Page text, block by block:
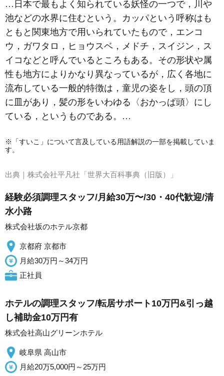
…日本で最もよく知られている妖怪の一つで，川や
池などの水界に住むという。カッパという呼称はも
ともと関東地方で用いられていたもので，エンコ
ウ，ガワタロ，ヒョウスベ，メドチ，スイジン，ス
イコなどと呼んでいるところもある。その形状や属
性も地方によりかなり異なっているが，広く各地に
流布している一般的特徴は，童児の姿をし，頭の頂
に皿があり，髪の形をいわゆる〈おかっぱ頭〉にし
ている，というものである。…
※「すいこ」について言及している用語解説の一部を掲載していま
す。
出典｜ 株式会社平凡社「世界大百科事典（旧版）」
経験必須調理スタッフ/月給30万〜/30・40代歓迎/清
水小路
株式会社坂のホテル京都
京都府 京都市
月給30万円～34万円
正社員
ホテルの調理スタッフ/転居サポート10万円&引っ越
し補助金10万円有
株式会社高山グリーンホテル
岐阜県 高山市
月給20万5,000円～25万円